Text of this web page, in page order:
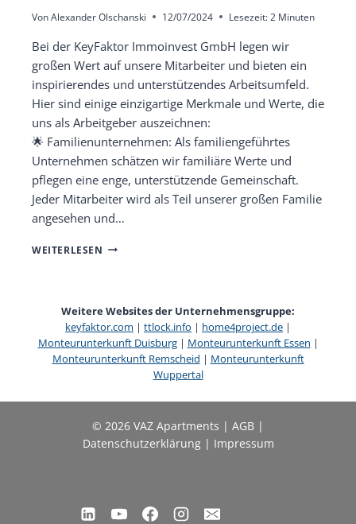
VonAlexander Olschanski 12/07/2024 Lesezeit:2 Minuten
Bei der KeyFaktor Immoinvest GmbH legen wir
großen Wert auf unsere Mitarbeiter und bieten ein
inspirierendes und unterstützendes Arbeitsumfeld.
Hier sind einige einzigartige Merkmale und Werte, die
uns als Arbeitgeber auszeichnen:
🌟 Familienunternehmen: Als familiengeführtes
Unternehmen schätzen wir familiäre Werte und
pflegen eine enge, unterstützende Gemeinschaft.
Jeder Mitarbeiter wird als Teil unserer großen Familie
angesehen und…
WEITERLESEN WARUM
DER
IDEALE
ARBEITGEBER
FÜR
SIE
Weitere Websites der Unternehmensgruppe:
keyfaktor.com | ttlock.info | home4project.de |
Monteurunterkunft Duisburg| Monteurunterkunft Essen |
Monteurunterkunft Remscheid | Monteurunterkunft
Wuppertal
© 2026 VAZ Apartments | AGB |
Datenschutzerklärung | Impressum